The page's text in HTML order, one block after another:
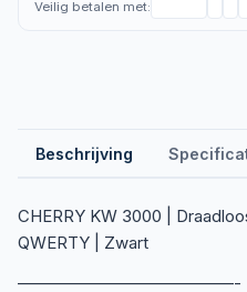
Veilig betalen met:
Beschrijving
CHERRY KW 3000 |
QWERTY | Zwart
—————————————-